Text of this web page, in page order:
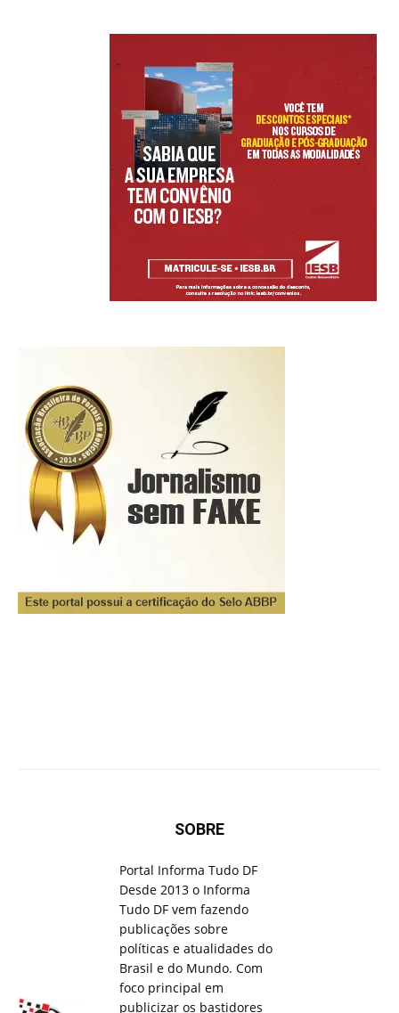
SOBRE
Portal Informa Tudo DF
Desde 2013 o Informa
Tudo DF vem fazendo
publicações sobre
políticas e atualidades do
Brasil e do Mundo. Com
foco principal em
publicizar os bastidores